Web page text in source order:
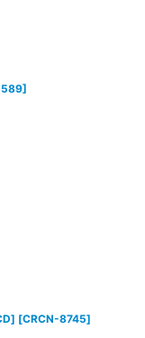
]
[CRCN-8745]